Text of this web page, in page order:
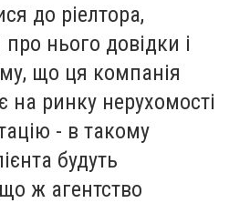
до ріелтора,
нього довідки і
що ця компанія
ринку нерухомості
- в такому
будуть
ж агентство